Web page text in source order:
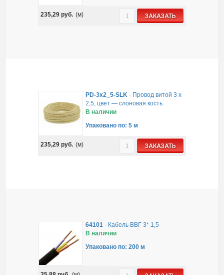
235,29 руб. (м) ЗАКАЗАТЬ
PD-3x2_5-SLK- Провод витой 3 х
2,5, цвет — слоновая кость
В наличии
Упаковано по: 5 м
235,29 руб. (м) ЗАКАЗАТЬ
64101- Кабель ВВГ 3* 1,5
В наличии
Упаковано по: 200 м